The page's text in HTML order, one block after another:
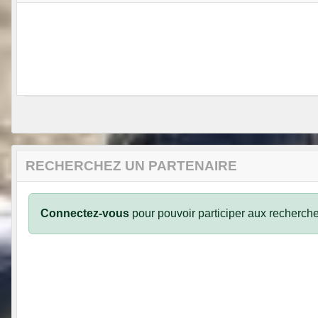
RECHERCHEZ UN PARTENAIRE
Connectez-vous pour pouvoir participer aux